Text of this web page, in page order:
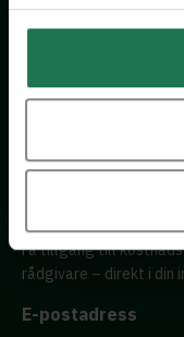
Få tillgång till
rådgivare – direkt i din
E-postadress